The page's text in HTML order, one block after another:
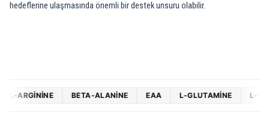
hedeflerine ulaşmasında önemli bir destek unsuru olabilir.
BETA-ALANINE EAA L-GLUTAMINE L-CARNITINE